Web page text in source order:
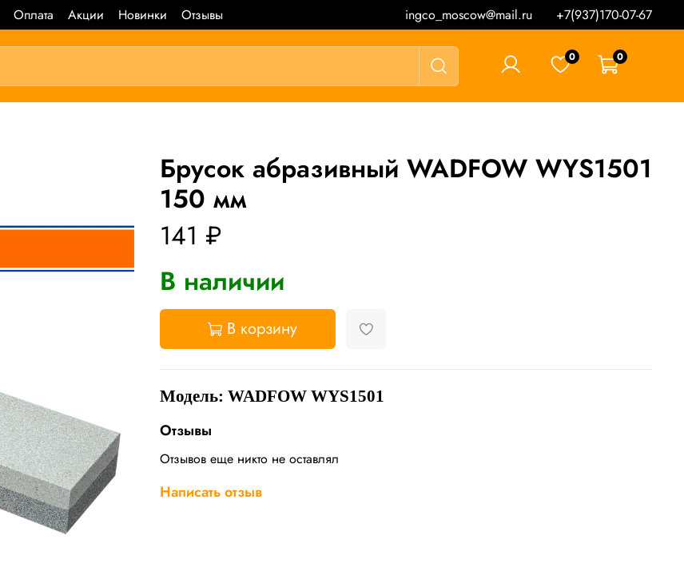
Оплата Акции Новинки Отзывы ingco_moscow@mail.ru +7(937)170-07-67
0 0
Брусок абразивный WADFOW WYS1501
150 мм
141 ₽
В наличии
В корзину
Модель: WADFOW WYS1501
Отзывы
Отзывов еще никто не оставлял
Написать отзыв